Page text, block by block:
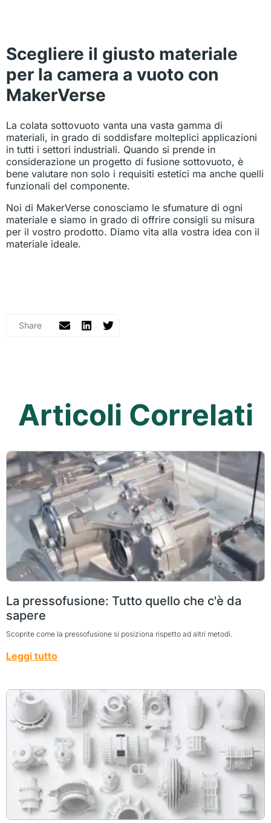
Scegliere il giusto materiale
per la camera a vuoto con
MakerVerse
La colata sottovuoto vanta una vasta gamma di
materiali, in grado di soddisfare molteplici applicazioni
in tutti i settori industriali. Quando si prende in
considerazione un progetto di fusione sottovuoto, è
bene valutare non solo i requisiti estetici ma anche quelli
funzionali del componente.
Noi di MakerVerse conosciamo le sfumature di ogni
materiale e siamo in grado di offrire consigli su misura
per il vostro prodotto. Diamo vita alla vostra idea con il
materiale ideale.
Articoli Correlati
La pressofusione: Tutto quello che c'è da
sapere
Scoprite come la pressofusione si posiziona rispetto ad altri metodi.
Leggi tutto